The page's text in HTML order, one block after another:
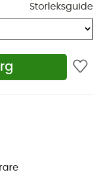
Storleksguide
tack vare